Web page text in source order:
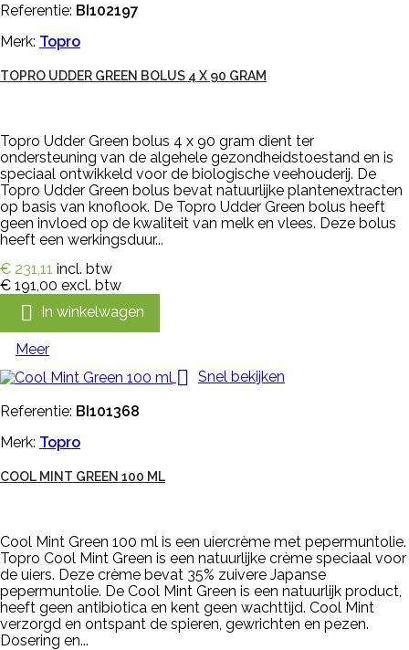
Referentie: BI102197
Merk: Topro
TOPRO UDDER GREEN BOLUS 4 X 90 GRAM
Topro Udder Green bolus 4 x 90 gram dient ter
ondersteuning van de algehele gezondheidstoestand en is
speciaal ontwikkeld voor de biologische veehouderij. De
Topro Udder Green bolus bevat natuurlijke plantenextracten
op basis van knoflook. De Topro Udder Green bolus heeft
geen invloed op de kwaliteit van melk en vlees. Deze bolus
heeft een werkingsduur...
€ 231,11 incl. btw
€ 191,00 excl. btw
 In winkelwagen
Meer
 Snel bekijken
Referentie: BI101368
Merk: Topro
COOL MINT GREEN 100 ML
Cool Mint Green 100 ml is een uiercrème met pepermuntolie.
Topro Cool Mint Green is een natuurlijke crème speciaal voor
de uiers. Deze crème bevat 35% zuivere Japanse
pepermuntolie. De Cool Mint Green is een natuurlijk product,
heeft geen antibiotica en kent geen wachttijd. Cool Mint
verzorgd en ontspant de spieren, gewrichten en pezen.
Dosering en...